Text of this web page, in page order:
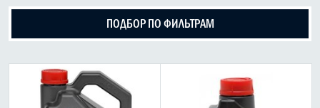
ИНДУСТРИАЛЬНЫЕ МАСЛА
АНТИФРИЗЫ СПЕЦЖИДКОСТИ
ПОДБОР ПО ФИЛЬТРАМ